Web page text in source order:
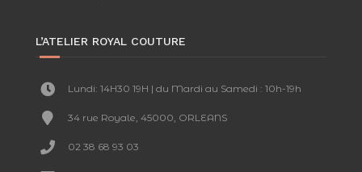
L’ATELIER ROYAL COUTURE
Lundi: 14H30 19H | du Mardi au Samedi : 10h-19h
34 rue Royale, 45000, ORLEANS
02 38 68 93 03